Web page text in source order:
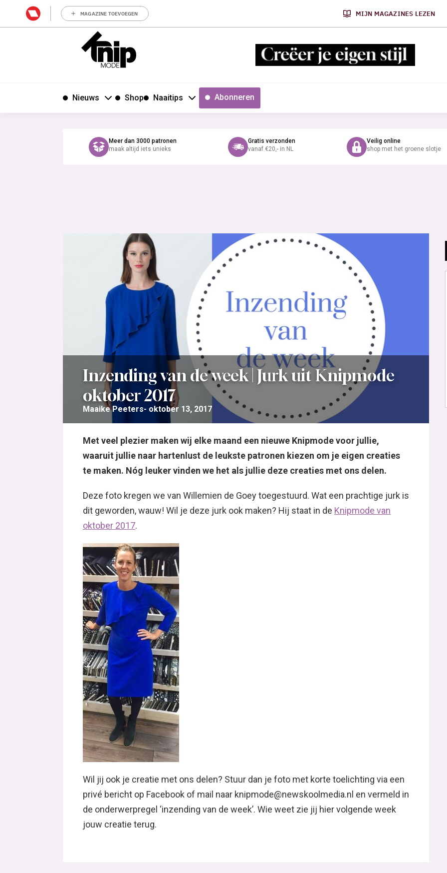
MAGAZINE TOEVOEGEN MIJN MAGAZINES LEZEN
Nieuws Shop Naaitips Abonneren
Meer dan 3000 patronen
maak altijd iets unieks
Gratis verzonden
vanaf €20,- in NL
Veilig online
shop met het groene slotje
Inzending van de week | Jurk uit Knipmode
oktober 2017
Maaike Peeters oktober 13, 2017
Met veel plezier maken wij elke maand een nieuwe Knipmode voor jullie,
waaruit jullie naar hartenlust de leukste patronen kiezen om je eigen creaties
te maken. Nóg leuker vinden we het als jullie deze creaties met ons delen.
Deze foto kregen we van Willemien de Goey toegestuurd. Wat een prachtige jurk is
dit geworden, wauw! Wil je deze jurk ook maken? Hij staat in de Knipmode van
oktober 2017.
Wil jij ook je creatie met ons delen? Stuur dan je foto met korte toelichting via een
privé bericht op Facebook of mail naar knipmode@newskoolmedia.nl en vermeld in
de onderwerpregel ‘inzending van de week’. Wie weet zie jij hier volgende week
jouw creatie terug.